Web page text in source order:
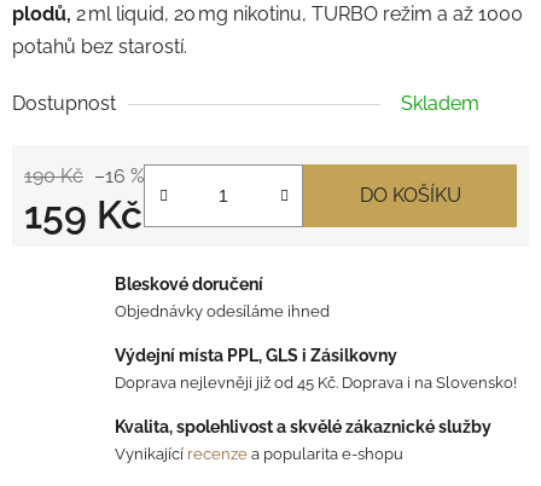
plodů, 2 ml liquid, 20 mg nikotinu, TURBO režim a až 1000
potahů bez starostí.
Dostupnost Skladem
190 Kč –16 %
159 Kč DO KOŠÍKU
Bleskové doručení
Objednávky odesíláme ihned
Výdejní místa PPL, GLS i Zásilkovny
Doprava nejlevněji již od 45 Kč. Doprava i na Slovensko!
Kvalita, spolehlivost a skvělé zákaznické služby
Vynikající recenze a popularita e-shopu